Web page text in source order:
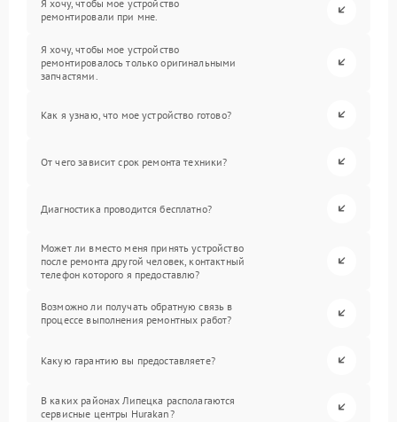
Я хочу, чтобы мое устройство
ремонтировали при мне.
Я хочу, чтобы мое устройство
ремонтировалось только оригинальными
запчастями.
Как я узнаю, что мое устройство готово?
От чего зависит срок ремонта техники?
Диагностика проводится бесплатно?
Может ли вместо меня принять устройство
после ремонта другой человек, контактный
телефон которого я предоставлю?
Возможно ли получать обратную связь в
процессе выполнения ремонтных работ?
Какую гарантию вы предоставляете?
В каких районах Липецка располагаются
сервисные центры Hurakan?